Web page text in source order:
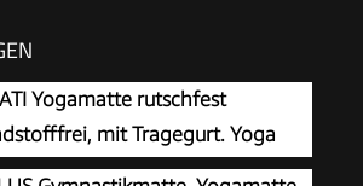
Yogamatte rutschfest
mit Tragegurt. Yoga
mit Ausrichtungslinien für die